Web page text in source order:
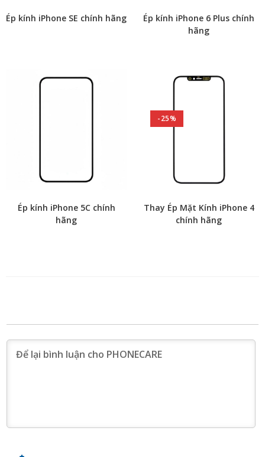
Ép kính iPhone SE chính hãng
Ép kính iPhone 6 Plus chính
hãng
Ép kính iPhone 5C chính
hãng
-25%
Thay Ép Mặt Kính iPhone 4
chính hãng